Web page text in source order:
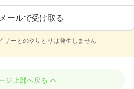
メールで受け取る
ザーとのやりとりは発生しません
ジ上部へ戻る